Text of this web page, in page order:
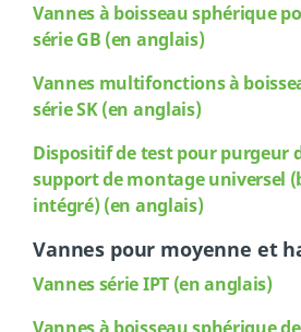
Vannesà boisseau sphérique
série GB (en anglais)
Vannes multifonctions à
série SK (en anglais)
Dispositif de test pour purgeur
support de montage universel
intégré) (en anglais)
Vannes pour moyenne et
Vannes série IPT (en anglais)